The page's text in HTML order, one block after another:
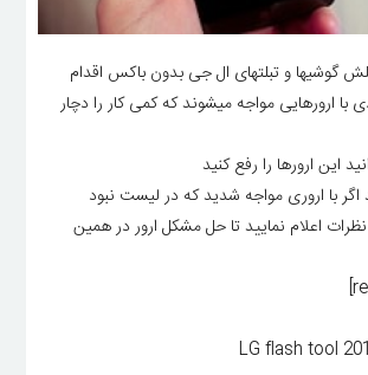
گوشیها و تبلتهای ال جی بدون باکس اقدام
با ارورهایی مواجه میشوند که کمی کار را دچار
این ارورها را رفع کنید
با اروری مواجه شدید که در لیست نبود
اعلام نمایید تا حل مشکل ارور در همین